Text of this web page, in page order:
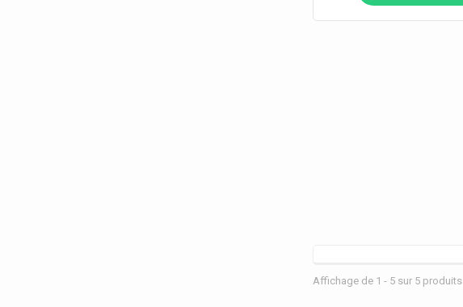
Affichage de 1 - 5 sur 5 produits